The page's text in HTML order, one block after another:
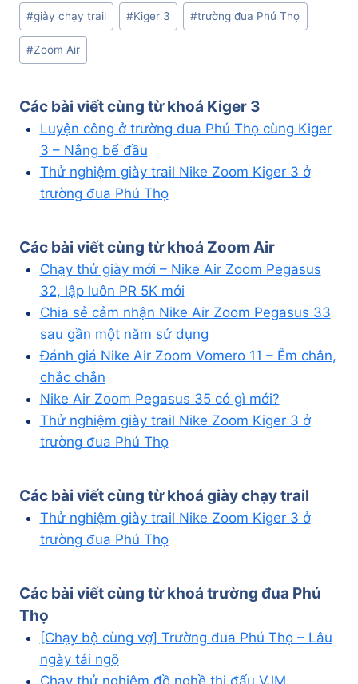
Post
Tags:
#giày chạy trail #Kiger 3 #trường đua Phú Thọ
#Zoom Air
Các bài viết cùng từ khoá Kiger 3
Luyện công ở trường đua Phú Thọ cùng Kiger
3 – Nắng bể đầu
Thử nghiệm giày trail Nike Zoom Kiger 3 ở
trường đua Phú Thọ
Các bài viết cùng từ khoá Zoom Air
Chạy thử giày mới – Nike Air Zoom Pegasus
32, lập luôn PR 5K mới
Chia sẻ cảm nhận Nike Air Zoom Pegasus 33
sau gần một năm sử dụng
Đánh giá Nike Air Zoom Vomero 11 – Êm chân,
chắc chắn
Nike Air Zoom Pegasus 35 có gì mới?
Thử nghiệm giày trail Nike Zoom Kiger 3 ở
trường đua Phú Thọ
Các bài viết cùng từ khoá giày chạy trail
Thử nghiệm giày trail Nike Zoom Kiger 3 ở
trường đua Phú Thọ
Các bài viết cùng từ khoá trường đua Phú
Thọ
[Chạy bộ cùng vợ] Trường đua Phú Thọ – Lâu
ngày tái ngộ
Chạy thử nghiệm đồ nghề thi đấu VJM